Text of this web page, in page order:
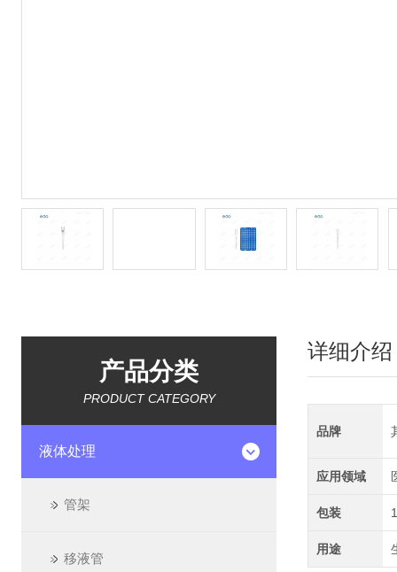
产品分类
PRODUCT CATEGORY
液体处理
管架
移液管
详细介绍
品牌
应用领域
包装
用途